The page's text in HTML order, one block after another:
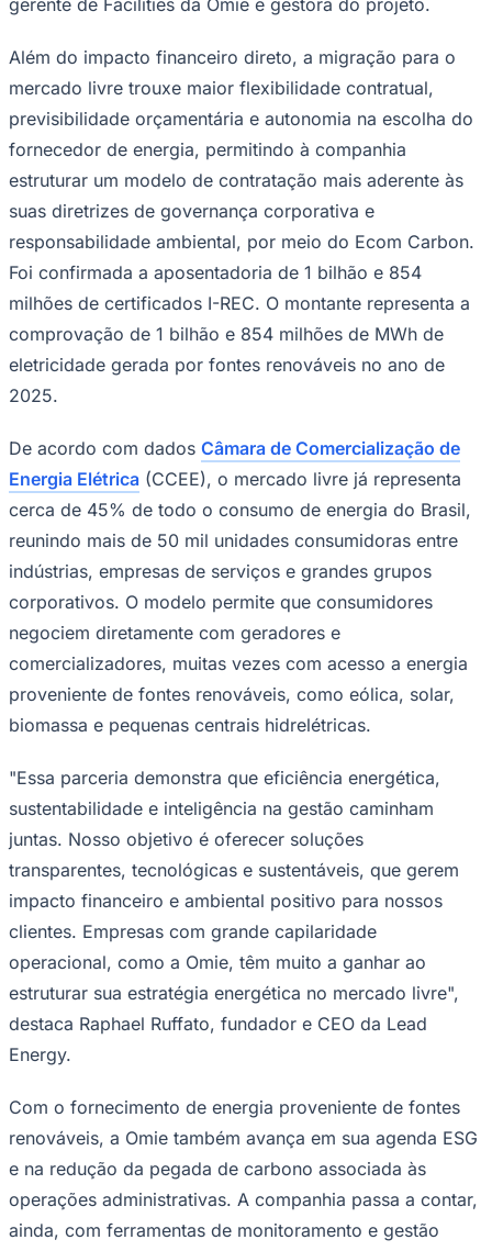
Coritiba
Mirassol
gerente de Facilities da Omie e gestora do projeto.
Além do impacto financeiro direto, a migração para o
mercado livre trouxe maior flexibilidade contratual,
previsibilidade orçamentária e autonomia na escolha do
fornecedor de energia, permitindo à companhia
estruturar um modelo de contratação mais aderente às
suas diretrizes de governança corporativa e
responsabilidade ambiental, por meio do Ecom Carbon.
Foi confirmada a aposentadoria de 1 bilhão e 854
milhões de certificados I-REC. O montante representa a
comprovação de 1 bilhão e 854 milhões de MWh de
eletricidade gerada por fontes renováveis no ano de
2025.
De acordo com dados Câmara de Comercialização de
Energia Elétrica (CCEE), o mercado livre já representa
cerca de 45% de todo o consumo de energia do Brasil,
reunindo mais de 50 mil unidades consumidoras entre
indústrias, empresas de serviços e grandes grupos
corporativos. O modelo permite que consumidores
negociem diretamente com geradores e
comercializadores, muitas vezes com acesso a energia
proveniente de fontes renováveis, como eólica, solar,
biomassa e pequenas centrais hidrelétricas.
"Essa parceria demonstra que eficiência energética,
sustentabilidade e inteligência na gestão caminham
juntas. Nosso objetivo é oferecer soluções
transparentes, tecnológicas e sustentáveis, que gerem
impacto financeiro e ambiental positivo para nossos
clientes. Empresas com grande capilaridade
operacional, como a Omie, têm muito a ganhar ao
estruturar sua estratégia energética no mercado livre",
destaca Raphael Ruffato, fundador e CEO da Lead
Energy.
Com o fornecimento de energia proveniente de fontes
renováveis, a Omie também avança em sua agenda ESG
e na redução da pegada de carbono associada às
operações administrativas. A companhia passa a contar,
ainda, com ferramentas de monitoramento e gestão